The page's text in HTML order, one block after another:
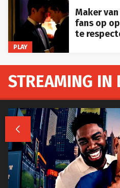
PLAY
Maker
fans op
te
STREAMING IN
